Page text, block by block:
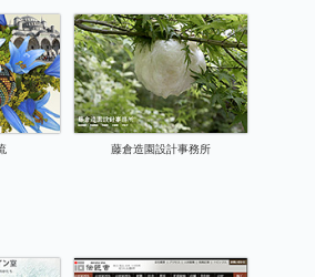
藤倉造園設計事務所